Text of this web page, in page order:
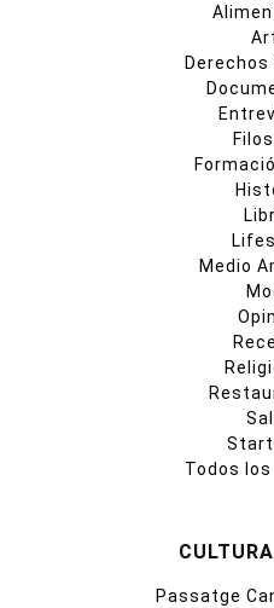
Medio
Todos
Passatge